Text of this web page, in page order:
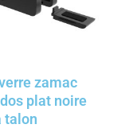
zamac
plat noire
talon